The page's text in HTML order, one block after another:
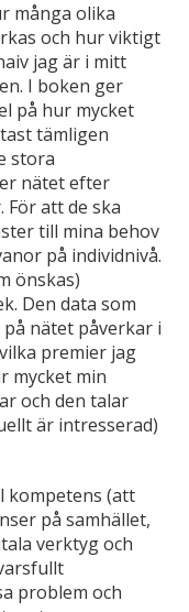
många olika
och hur viktigt
jag är i mitt
I boken ger
på hur mycket
tämligen
stora
nätet efter
att de ska
till mina behov
på individnivå.
önskas)
Den data som
nätet påverkar i
premier jag
mycket min
och den talar
är intresserad)
kompetens (att
på samhället,
verktyg och
problem och